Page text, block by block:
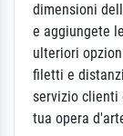
dimensioni
e aggiungete
ulteriori
filetti e
servizio clienti
tua opera